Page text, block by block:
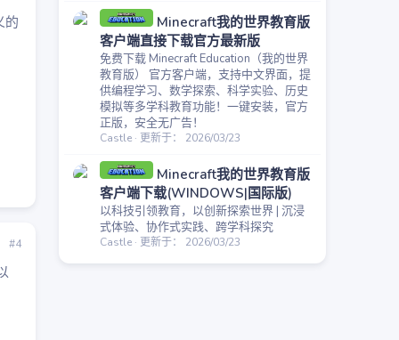
的
#4
Minecraft我的世界教育版
客户端直接下载官方最新版
免费下载 Minecraft Education（我的世界
教育版） 官方客户端，支持中文界面，提
供编程学习、数学探索、科学实验、历史
模拟等多学科教育功能！一键安装，官方
正版，安全无广告！
Castle 更新于： 2026/03/23
Minecraft我的世界教育版
客户端下载(WINDOWS|国际版)
以科技引领教育，以创新探索世界 | 沉浸
式体验、协作式实践、跨学科探究
Castle 更新于： 2026/03/23